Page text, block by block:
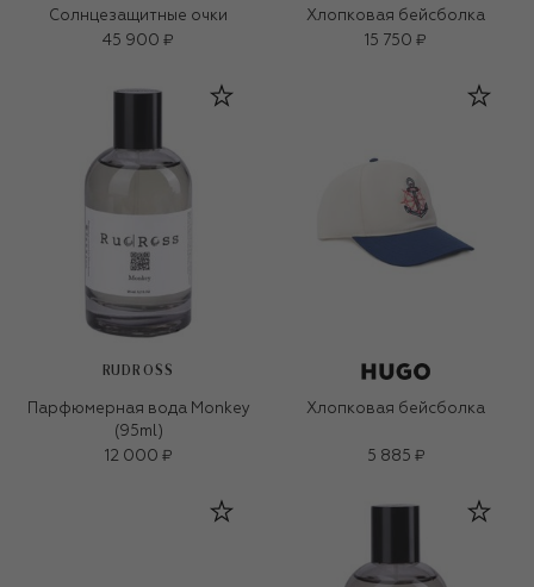
Солнцезащитные очки
45 900 ₽
Хлопковая бейсболка
15 750 ₽
RUDROSS
Парфюмерная вода Monkey
(95ml)
12 000 ₽
Хлопковая бейсболка
5 885 ₽